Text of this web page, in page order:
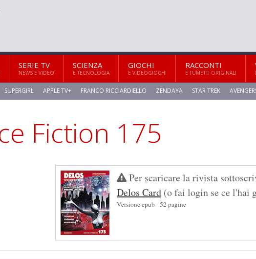
SERIE TV
NEWS E VIDEO
SCIENZA
E TECNOLOGIA
GIOCHI
E VIDEOGIOCHI
RACCONTI
E FUMETTI ORIGINALI
SUPERGIRL APPLE TV+ FRANCO RICCIARDIELLO ZENDAYA STAR TREK
Per scaricare la rivista
Delos Card (o fai login se ce l'hai
Versione epub - 52 pagine